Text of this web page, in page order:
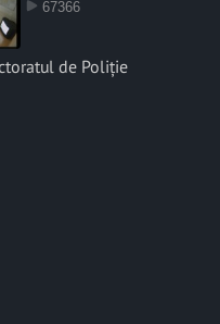
67366
de Poliție